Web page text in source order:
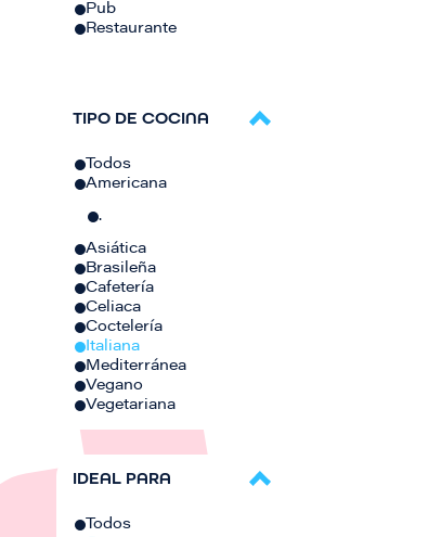
Pub
Restaurante
TIPO DE COCINA
Todos
Americana
.
Asiática
Brasileña
Cafetería
Celiaca
Coctelería
Italiana
Mediterránea
Vegano
Vegetariana
IDEAL PARA
Todos